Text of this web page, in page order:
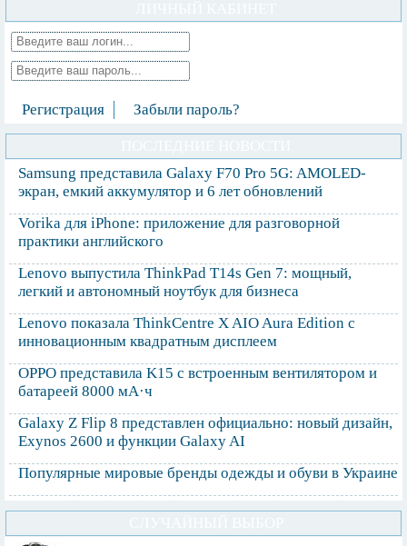
Регистрация Забыли пароль?
Samsung представила Galaxy F70 Pro 5G: AMOLED-
экран, емкий аккумулятор и 6 лет обновлений
Vorika для iPhone: приложение для разговорной
практики английского
Lenovo выпустила ThinkPad T14s Gen 7: мощный,
легкий и автономный ноутбук для бизнеса
Lenovo показала ThinkCentre X AIO Aura Edition с
инновационным квадратным дисплеем
OPPO представила K15 с встроенным вентилятором и
батареей 8000 мА·ч
Galaxy Z Flip 8 представлен официально: новый дизайн,
Exynos 2600 и функции Galaxy AI
Популярные мировые бренды одежды и обуви в Украине